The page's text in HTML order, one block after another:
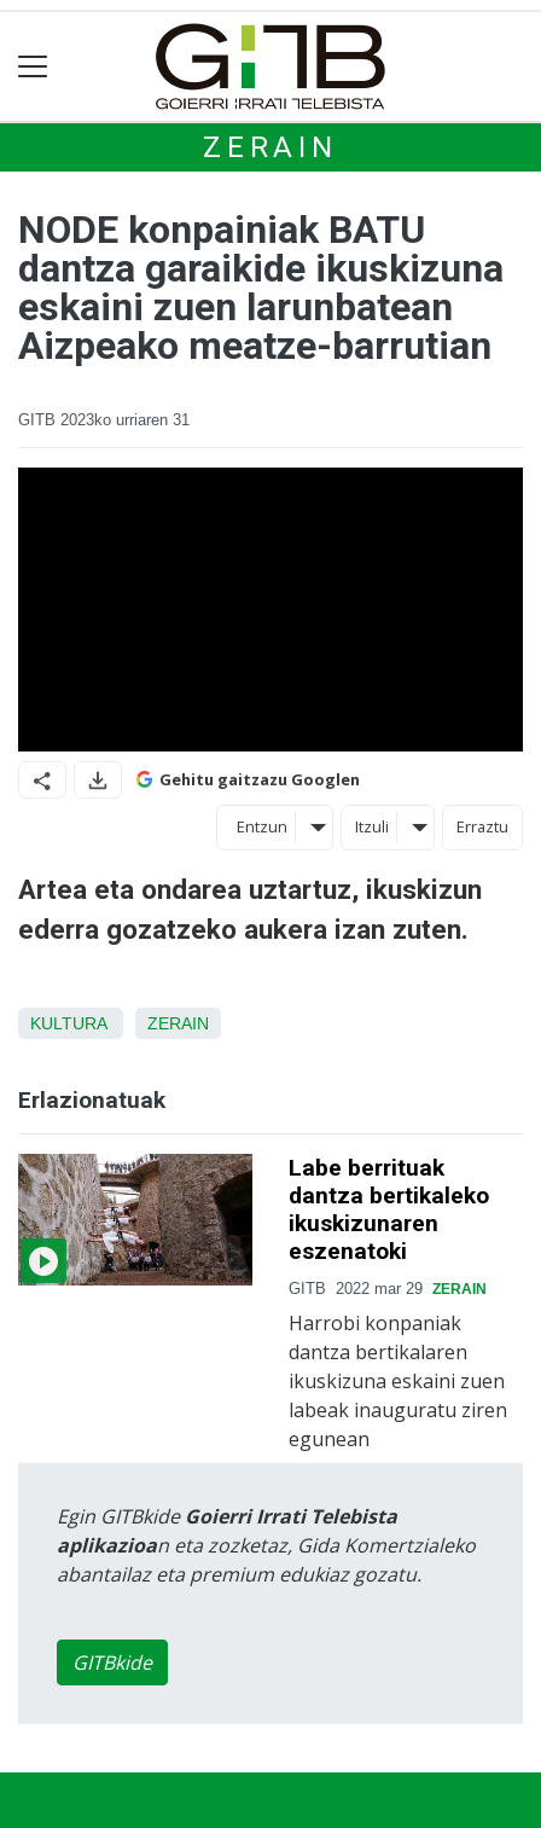
ZERAIN
NODE konpainiak BATU
dantza garaikide ikuskizuna
eskaini zuen larunbatean
Aizpeako meatze-barrutian
GITB 2023ko urriaren 31
Gehitu gaitzazu Googlen
Entzun Itzuli Erraztu
Artea eta ondarea uztartuz, ikuskizun
ederra gozatzeko aukera izan zuten.
KULTURA ZERAIN
Erlazionatuak
Labe berrituak
dantza bertikaleko
ikuskizunaren
eszenatoki
GITB 2022 mar 29 ZERAIN
Harrobi konpaniak
dantza bertikalaren
ikuskizuna eskaini zuen
labeak inauguratu ziren
egunean
Egin GITBkide Goierri Irrati Telebista
aplikazioan eta zozketaz, Gida Komertzialeko
abantailaz eta premium edukiaz gozatu.
GITBkide